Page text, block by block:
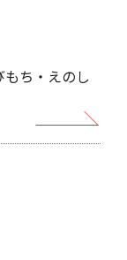
問い合わせ
もち・えのし